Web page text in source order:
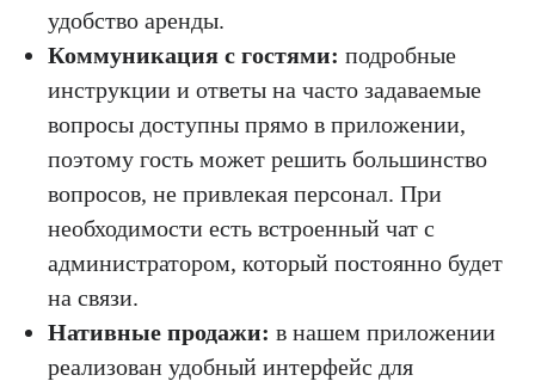
удобство аренды.
Коммуникация с гостями: подробные
инструкции и ответы на часто задаваемые
вопросы доступны прямо в приложении,
поэтому гость может решить большинство
вопросов, не привлекая персонал. При
необходимости есть встроенный чат с
администратором, который постоянно будет
на связи.
Нативные продажи: в нашем приложении
реализован удобный интерфейс для